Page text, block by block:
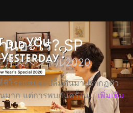
อะไร? SP
月スペシャル2020
โระแสนจะปลื้มดันมาปรากฏตัว
มาก แต่การพบกันครั้งน... เพิ่มเติม